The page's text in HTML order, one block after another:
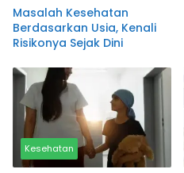
Masalah Kesehatan
Berdasarkan Usia, Kenali
Risikonya Sejak Dini
Kesehatan